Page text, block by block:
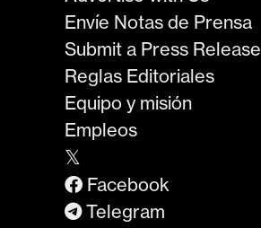
Envíe Notas de Prensa
Submit a Press Release
Reglas Editoriales
Equipo y misión
Empleos
𝕏
Facebook
Telegram